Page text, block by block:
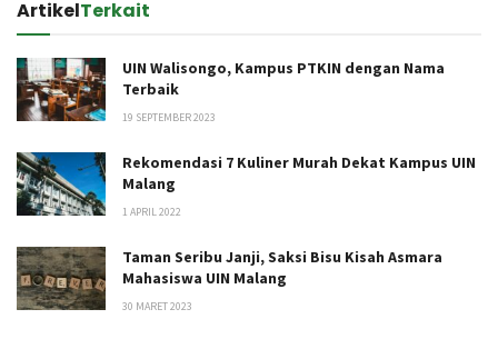
ArtikelTerkait
UIN Walisongo, Kampus PTKIN dengan Nama
Terbaik
19 SEPTEMBER 2023
Rekomendasi 7 Kuliner Murah Dekat Kampus UIN
Malang
1 APRIL 2022
Taman Seribu Janji, Saksi Bisu Kisah Asmara
Mahasiswa UIN Malang
30 MARET 2023